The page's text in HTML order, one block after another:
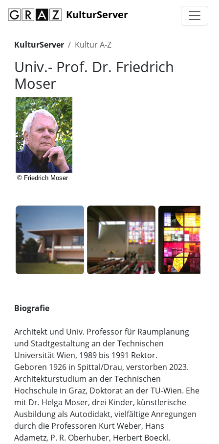
KulturServer
KulturServer Kultur A-Z
Univ.- Prof. Dr. Friedrich
Moser
© Friedrich Moser
Biografie
Architekt und Univ. Professor für Raumplanung
und Stadtgestaltung an der Technischen
Universität Wien, 1989 bis 1991 Rektor.
Geboren 1926 in Spittal/Drau, verstorben 2023.
Architekturstudium an der Technischen
Hochschule in Graz, Doktorat an der TU-Wien. Ehe
mit Dr. Helga Moser, drei Kinder, künstlerische
Ausbildung als Autodidakt, vielfältige Anregungen
durch die Professoren Kurt Weber, Hans
Adametz, P. R. Oberhuber, Herbert Boeckl.